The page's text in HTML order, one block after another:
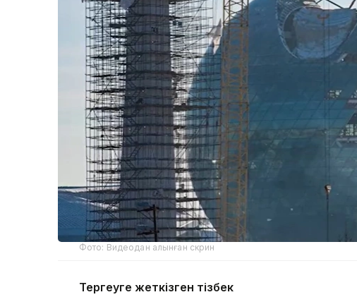
Фото: Видеодан алынған скрин
Тергеуге жеткізген тізбек